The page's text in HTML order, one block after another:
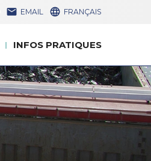
 EMAIL  FRANÇAIS
INFOS PRATIQUES